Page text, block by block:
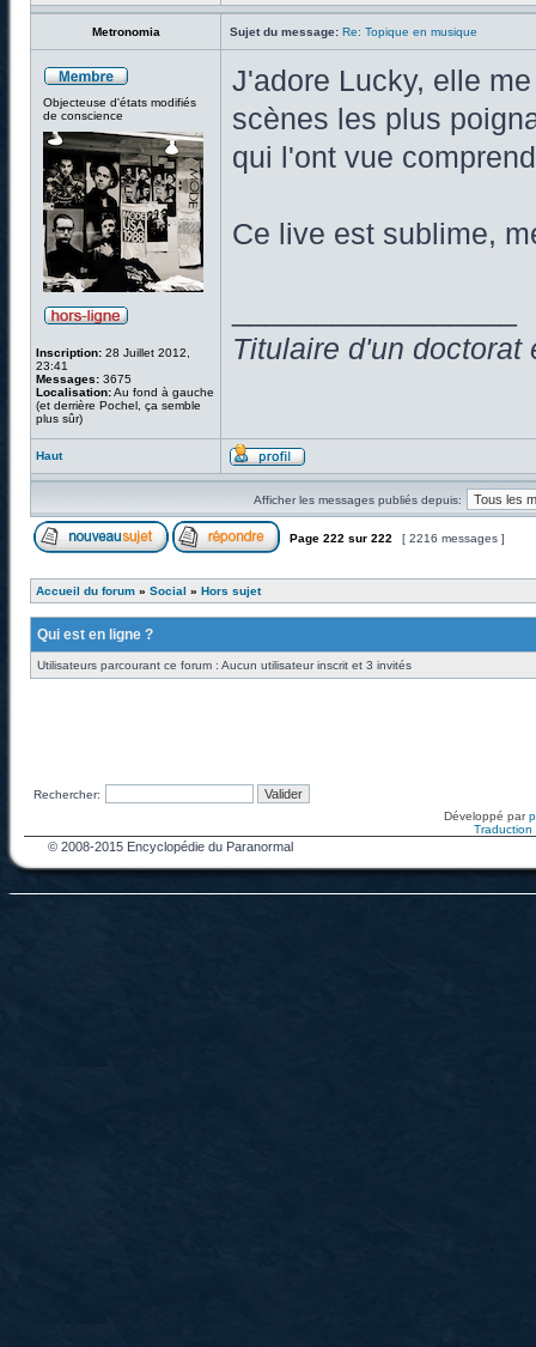
Metronomia Sujet du message: Re: Topique en musique
Objecteuse d'états modifiés
de conscience
Inscription: 28 Juillet 2012,
23:41
Messages: 3675
Localisation:Au fond à gauche
(et derrière Pochel, ça semble
plus sûr)
J'adore Lucky, elle
scènes les plus
qui l'ont vue
Ce live est sublime,
Titulaire d'un doctorat
Haut
Afficher les messages publiés depuis:
Page 222 sur 222 [ 2216 messages ]
Accueil du forum » Social » Hors sujet
Qui est en ligne ?
Utilisateurs parcourant ce forum : Aucun utilisateur inscrit et 3 invités
Rechercher:
Développé par
Traduction
© 2008-2015 Encyclopédie du Paranormal